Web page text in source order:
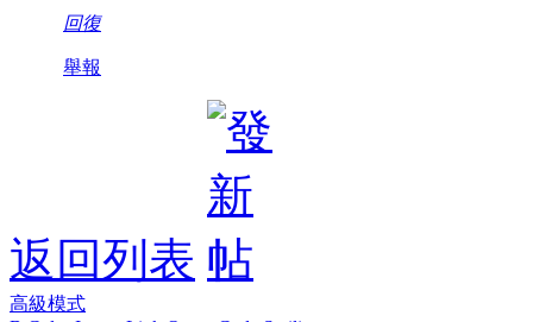
回復
舉報
返回列表
高級模式